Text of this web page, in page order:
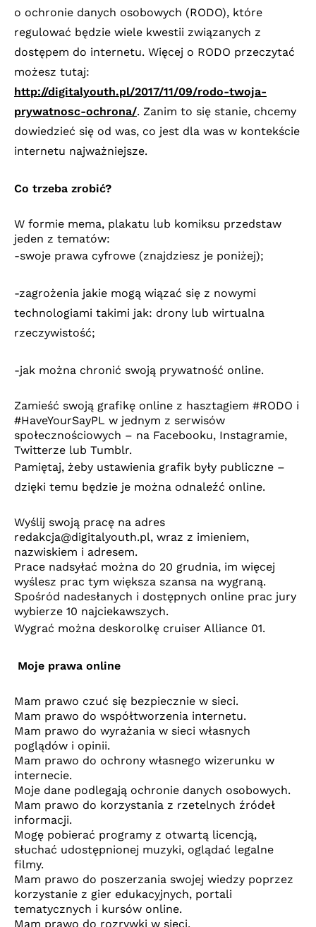
o ochronie danych osobowych (RODO), które
regulować będzie wiele kwestii związanych z
dostępem do internetu. Więcej o RODO przeczytać
możesz tutaj:
http://digitalyouth.pl/2017/11/09/rodo-twoja-
prywatnosc-ochrona/. Zanim to się stanie, chcemy
dowiedzieć się od was, co jest dla was w kontekście
internetu najważniejsze.
Co trzeba zrobić?
W formie mema, plakatu lub komiksu przedstaw
jeden z tematów:
-swoje prawa cyfrowe (znajdziesz je poniżej);
-zagrożenia jakie mogą wiązać się z nowymi
technologiami takimi jak: drony lub wirtualna
rzeczywistość;
-jak można chronić swoją prywatność online.
Zamieść swoją grafikę online z hasztagiem #RODO i
#HaveYourSayPL w jednym z serwisów
społecznościowych – na Facebooku, Instagramie,
Twitterze lub Tumblr.
Pamiętaj, żeby ustawienia grafik były publiczne –
dzięki temu będzie je można odnaleźć online.
Wyślij swoją pracę na adres
redakcja@digitalyouth.pl, wraz z imieniem,
nazwiskiem i adresem.
Prace nadsyłać można do 20 grudnia, im więcej
wyślesz prac tym większa szansa na wygraną.
Spośród nadesłanych i dostępnych online prac jury
wybierze 10 najciekawszych.
Wygrać można deskorolkę cruiser Alliance 01.
Moje prawa online
Mam prawo czuć się bezpiecznie w sieci.
Mam prawo do współtworzenia internetu.
Mam prawo do wyrażania w sieci własnych
poglądów i opinii.
Mam prawo do ochrony własnego wizerunku w
internecie.
Moje dane podlegają ochronie danych osobowych.
Mam prawo do korzystania z rzetelnych źródeł
informacji.
Mogę pobierać programy z otwartą licencją,
słuchać udostępnionej muzyki, oglądać legalne
filmy.
Mam prawo do poszerzania swojej wiedzy poprzez
korzystanie z gier edukacyjnych, portali
tematycznych i kursów online.
Mam prawo do rozrywki w sieci.